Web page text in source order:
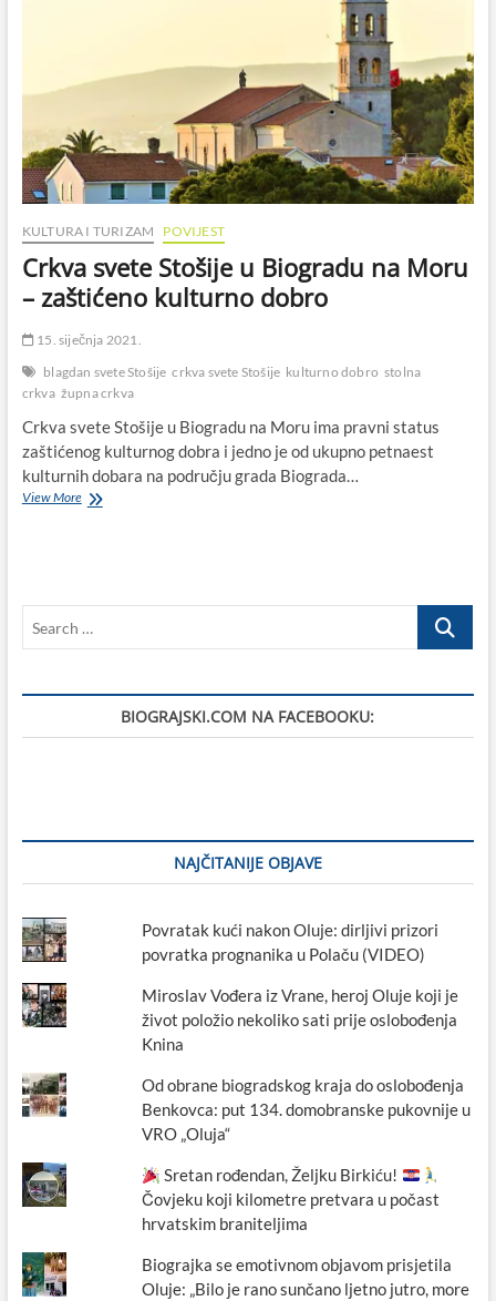
KULTURA I TURIZAM POVIJEST
Crkva svete Stošije u Biogradu na Moru
– zaštićeno kulturno dobro
15. siječnja 2021.
blagdan svete Stošije crkva svete Stošije kulturno dobro stolna
crkva župna crkva
Crkva svete Stošije u Biogradu na Moru ima pravni status
zaštićenog kulturnog dobra i jedno je od ukupno petnaest
kulturnih dobara na području grada Biograda…
View MoreCrkva
–
dobro
Search
BIOGRAJSKI.COM NA FACEBOOKU:
NAJČITANIJE OBJAVE
Povratak kući nakon Oluje: dirljivi prizori
povratka prognanika u Polaču (VIDEO)
Miroslav Vođera iz Vrane, heroj Oluje koji je
život položio nekoliko sati prije oslobođenja
Knina
Od obrane biogradskog kraja do oslobođenja
Benkovca: put 134. domobranske pukovnije u
VRO „Oluja“
Sretan rođendan, Željku Birkiću!
Čovjeku koji kilometre pretvara u počast
hrvatskim braniteljima
Biograjka se emotivnom objavom prisjetila
Oluje: „Bilo je rano sunčano ljetno jutro, more